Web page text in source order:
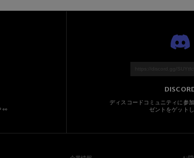
👀
ディスコードコミュニティに参
ゼントをゲットし